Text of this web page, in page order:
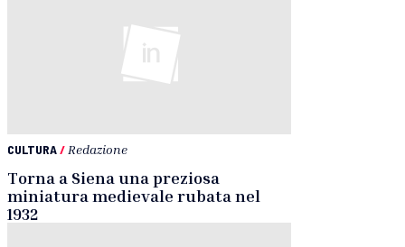
CULTURA/ Redazione
Torna a Siena una preziosa
miniatura medievale rubata nel
1932